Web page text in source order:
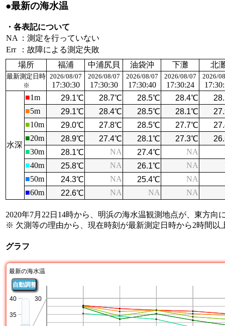
●最新の海水温
・各表記について
NA
：測定を行っていない
Err
：故障による測定失敗
場所
福浦 中浦尻貝 油袋沖 下灘 北
最新測定日時
※
2026/08/07
17:30:30
2026/08/07
17:30:30
2026/08/07
17:30:40
2026/08/07
17:30:24
2026/
水深
■1m
■5m
■10m
■20m
■30m NA NA
■40m NA NA
■50m NA NA
■60m NA NA NA
2020年7月22日14時から、明浜の海水温観測地点が、東方向
※ 欠測等の理由から、現在時刻が最新測定日時から2時間
グラフ